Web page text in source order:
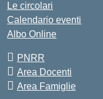
Le circolari
Calendario eventi
Albo Online
PNRR
Area Docenti
Area Famiglie